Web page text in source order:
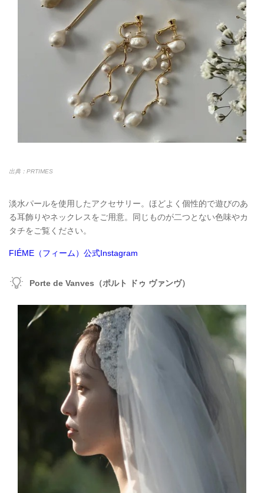
出典：PRTIMES
淡水パールを使用したアクセサリー。ほどよく個性的で遊びのあ
る耳飾りやネックレスをご用意。同じものが二つとない色味やカ
タチをご覧ください。
FIÉME（フィーム）公式Instagram
Porte de Vanves（ポルト ドゥ ヴァンヴ）